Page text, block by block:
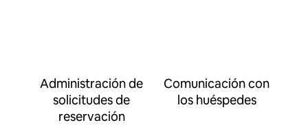
Administración de
solicitudes de
reservación
Comunicación con
los huéspedes